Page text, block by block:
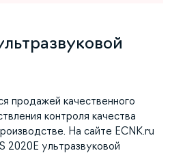
продажей качественного
контроля качества
На сайте ECNK.ru
2020E ультразвуковой